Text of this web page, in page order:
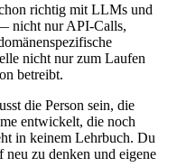
richtig mit LLMs und
nicht nur API-Calls,
nicht nur zum Laufen
betreibt.
die Person sein, die
entwickelt, die noch
in keinem Lehrbuch. Du
zu denken und eigene